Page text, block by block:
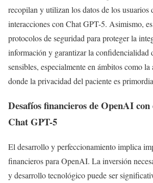
recopilan y utilizan los datos de los usuarios
interacciones con Chat GPT-5. Asimismo,
protocolos de seguridad para proteger la
información y garantizar la confidencialidad
sensibles, especialmente en ámbitos como
donde la privacidad del paciente es
Desafíos financieros de OpenAI
Chat GPT-5
El desarrollo y perfeccionamiento implica
financieros para OpenAI. La inversión
y desarrollo tecnológico puede ser